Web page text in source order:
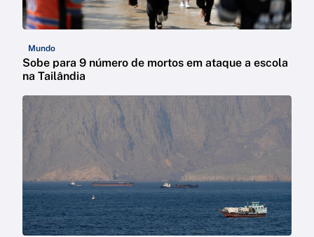
Mundo
Sobe para 9 número de mortos em ataque a escola
na Tailândia